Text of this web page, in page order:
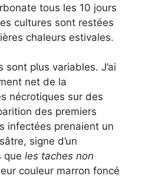
tous les 10 jours
cultures sont restées
chaleurs estivales.
plus variables. J’ai
net de la
nécrotiques sur des
des premiers
infectées prenaient un
signe d’un
que les taches non
couleur marron foncé